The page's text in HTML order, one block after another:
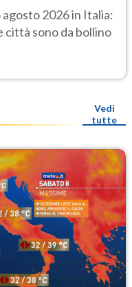
2026 in Italia:
città sono da bollino
Vedi
tutte